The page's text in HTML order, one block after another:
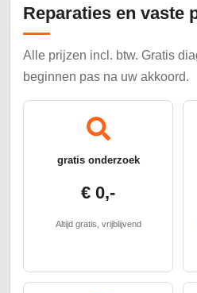
Reparaties en vaste
Alle prijzen incl. btw. Gratis
beginnen pas na uw akkoord.
gratis onderzoek
€ 0,-
Altijd gratis, vrijblijvend